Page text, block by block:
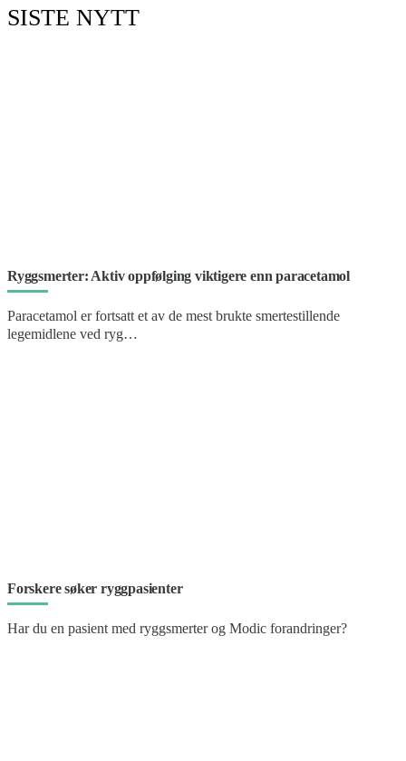
SISTE NYTT
Ryggsmerter: Aktiv oppfølging viktigere enn paracetamol
Paracetamol er fortsatt et av de mest brukte smertestillende
legemidlene ved ryg…
Forskere søker ryggpasienter
Har du en pasient med ryggsmerter og Modic forandringer?